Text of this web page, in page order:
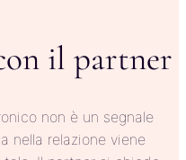
il partner
non è un segnale
nella relazione viene